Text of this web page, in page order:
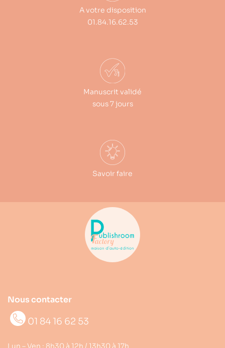
A votre disposition
01.84.16.62.53
Manuscrit validé
sous 7 jours
Savoir faire
Nous contacter
01 84 16 62 53
Lun – Ven : 8h30 à 12h / 13h30 à 17h